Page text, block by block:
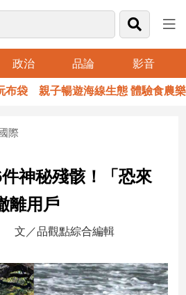
政治 品論 影音
袋 親子暢遊海線生態 體驗食農樂趣
際
神秘殘骸！「恐來
離用戶
文／品觀點綜合編輯